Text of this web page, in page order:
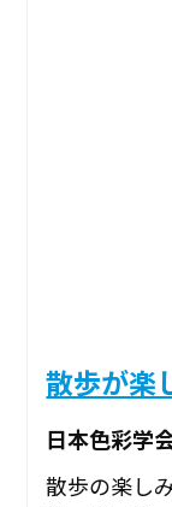
散歩が
日本色彩学
散歩の楽し